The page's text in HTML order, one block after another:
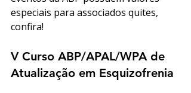
especiais para associados quites,
confira!
V Curso ABP/APAL/WPA de
Atualização em Esquizofrenia